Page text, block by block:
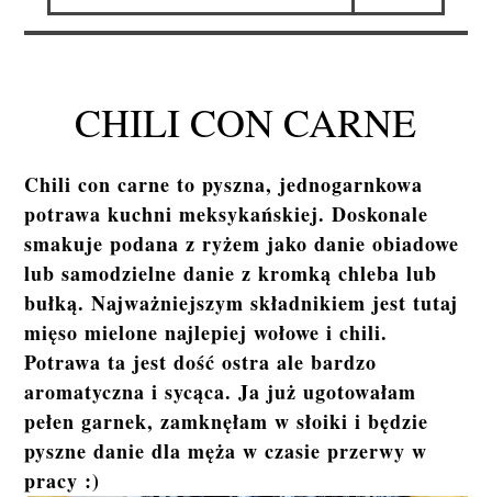
CHILI CON CARNE
Chili con carne to pyszna, jednogarnkowa
potrawa kuchni meksykańskiej. Doskonale
smakuje podana z ryżem jako danie obiadowe
lub samodzielne danie z kromką chleba lub
bułką. Najważniejszym składnikiem jest tutaj
mięso mielone najlepiej wołowe i chili.
Potrawa ta jest dość ostra ale bardzo
aromatyczna i sycąca. Ja już ugotowałam
pełen garnek, zamknęłam w słoiki i będzie
pyszne danie dla męża w czasie przerwy w
pracy :)